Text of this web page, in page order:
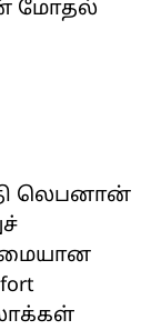
மோதல்
லெபனான்